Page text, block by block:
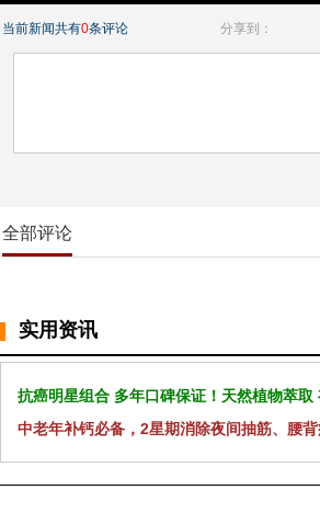
当前新闻共有0条评论 分享到：
全部评论
实用资讯
抗癌明星组合 多年口碑保证！天然植物萃取
中老年补钙必备，2星期消除夜间抽筋、腰